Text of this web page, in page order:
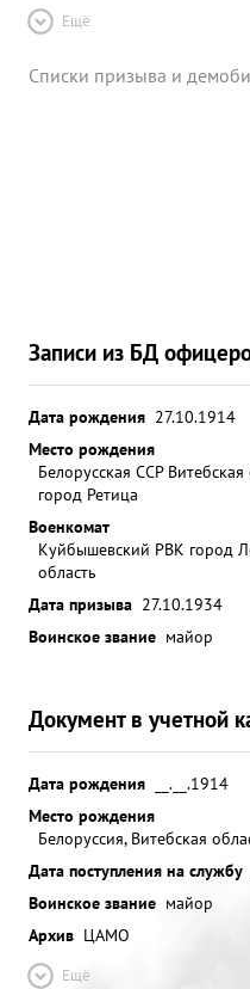
Ещё
Списки призыва и
Записи из БД
Дата рождения 27.10.1914
Место рождения
Белорусская ССР
город Ретица
Военкомат
Куйбышевский РВК город
область
Дата призыва 27.10.1934
Воинское звание майор
Документ в учетной
Дата рождения
__.__.1914
Место рождения
Белоруссия, Витебская
Дата поступления на службу
Воинское звание майор
Архив ЦАМО
Ещё